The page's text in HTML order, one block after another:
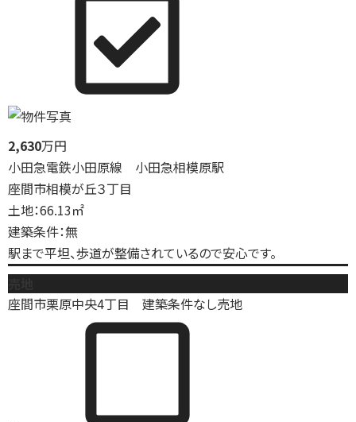
2,630万円
小田急電鉄小田原線 小田急相模原駅
座間市相模が丘３丁目
土地：66.13㎡
建築条件：無
駅まで平坦、歩道が整備されているので安心です。
座間市栗原中央4丁目 建築条件なし売地